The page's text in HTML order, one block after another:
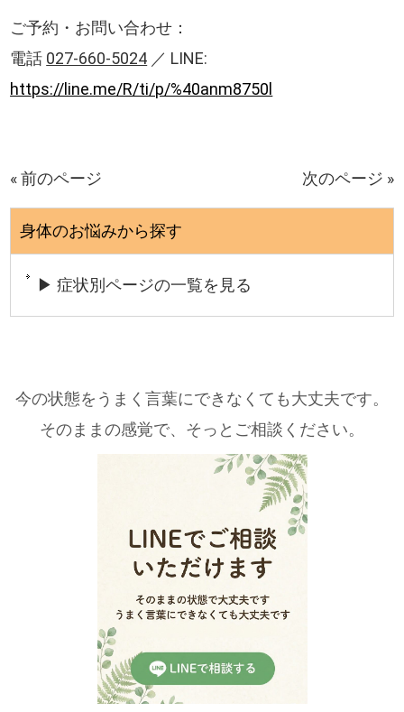
ご予約・お問い合わせ：
電話 027-660-5024 ／ LINE:
https://line.me/R/ti/p/%40anm8750l
« 前のページ 次のページ »
身体のお悩みから探す
▶ 症状別ページの一覧を見る
今の状態をうまく言葉にできなくても大丈夫です。
そのままの感覚で、そっとご相談ください。